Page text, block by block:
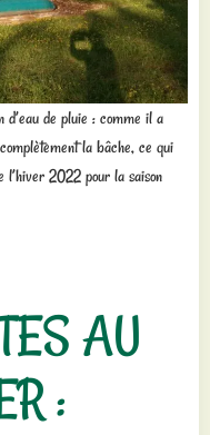
de pluie : comme il a
la bâche, ce qui
l’hiver 2022 pour la saison
AU
: